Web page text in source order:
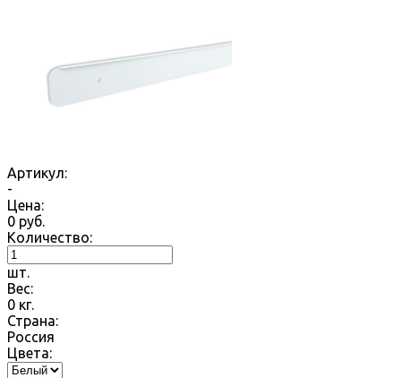
Артикул:
-
Цена:
0 руб.
Количество:
шт.
Вес:
0 кг.
Страна:
Россия
Цвета: